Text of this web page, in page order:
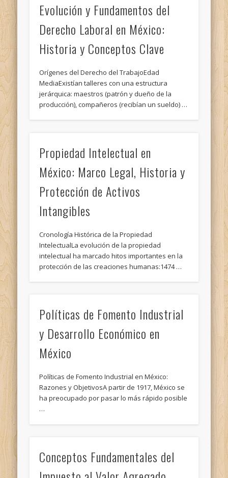
Evolución y Fundamentos del
Derecho Laboral en México:
Historia y Conceptos Clave
Orígenes del Derecho del TrabajoEdad
MediaExistían talleres con una estructura
jerárquica: maestros (patrón y dueño de la
producción), compañeros (recibían un sueldo) …
Propiedad Intelectual en
México: Marco Legal, Historia y
Protección de Activos
Intangibles
Cronología Histórica de la Propiedad
IntelectualLa evolución de la propiedad
intelectual ha marcado hitos importantes en la
protección de las creaciones humanas:1474 …
Políticas de Fomento Industrial
y Desarrollo Económico en
México
Políticas de Fomento Industrial en México:
Razones y ObjetivosA partir de 1917, México se
ha preocupado por pasar lo más rápido posible
…
Conceptos Fundamentales del